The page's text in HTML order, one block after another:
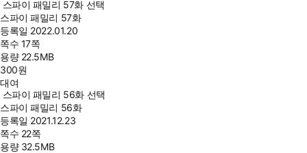
스파이 패밀리 57화 선택
스파이 패밀리 57화
등록일 2022.01.20
쪽수 17쪽
용량 22.5MB
300원
대여
스파이 패밀리 56화 선택
스파이 패밀리 56화
등록일 2021.12.23
쪽수 22쪽
용량 32.5MB